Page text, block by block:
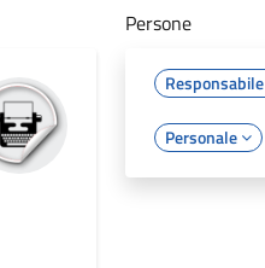
Persone
Responsabile
Personale